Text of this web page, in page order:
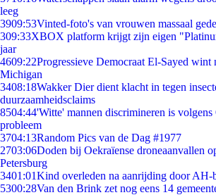
leeg
3909:53Vinted-foto's van vrouwen massaal
309:33XBOX platform krijgt zijn eigen
jaar
4609:22Progressieve Democraat El-Sayed
Michigan
3408:18Wakker Dier dient klacht in tegen
duurzaamheidsclaims
8504:44'Witte' mannen discrimineren is
probleem
3704:13Random Pics van de Dag #1977
2703:06Doden bij Oekraïense droneaanvallen
Petersburg
3401:01Kind overleden na aanrijding door AH-
5300:28Van den Brink zet nog eens 14